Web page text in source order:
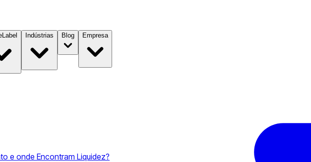
Indústrias Blog Empresa
e onde Encontram Liquidez?